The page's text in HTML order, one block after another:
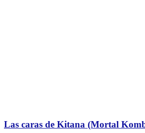
Las caras de Kitana (Mortal